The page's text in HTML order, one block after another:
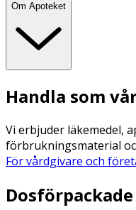
Om Apoteket
Handla som
Vi erbjuder läkemedel,
förbrukningsmaterial
För vårdgivare och